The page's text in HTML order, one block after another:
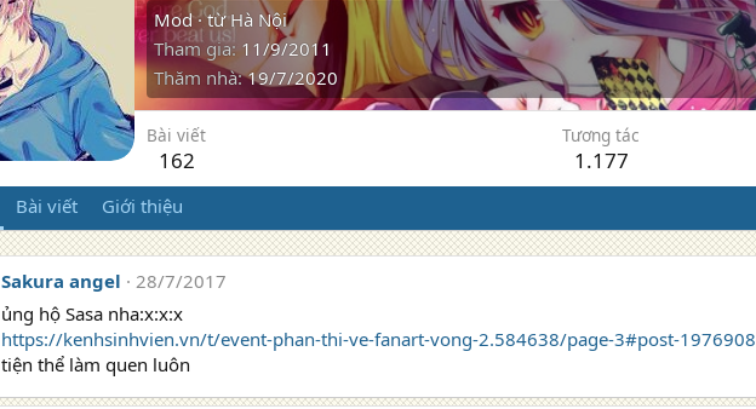
Mod ·từHà Nội
Tham gia 11/9/2011
Thăm nhà 19/7/2020
Bài viết
162
Tương tác
1.177
Bài viết Giới thiệu
Sakura angel
28/7/2017
ủng hộ Sasa nha:x:x:x
https://kenhsinhvien.vn/t/event-phan-thi-ve-fanart-vong-2.584638/page-3#post-1976908
tiện thể làm quen luôn